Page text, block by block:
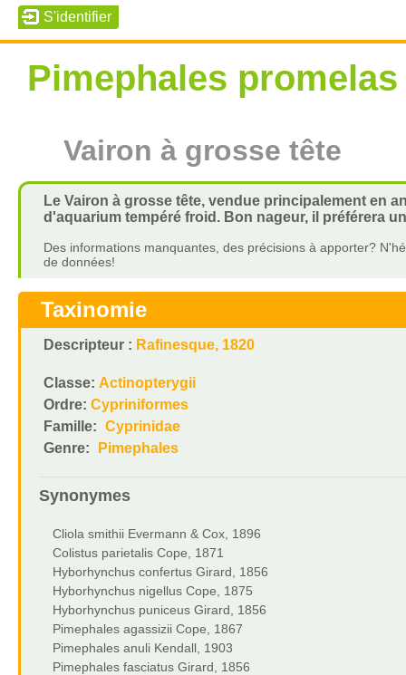
Pimephales promelas
Vairon à grosse tête
Le Vairon à grosse tête, vendue principalement en
d'aquarium tempéré froid. Bon nageur, il préférera
Des informations manquantes, des précisions à apporter?
de données!
Taxinomie
Descripteur : Rafinesque, 1820
Classe: Actinopterygii
Ordre: Cypriniformes
Famille: Cyprinidae
Genre:
Pimephales
Synonymes
Cliola smithii Evermann & Cox, 1896
Colistus parietalis Cope, 1871
Hyborhynchus confertus Girard, 1856
Hyborhynchus nigellus Cope, 1875
Hyborhynchus puniceus Girard, 1856
Pimephales agassizii Cope, 1867
Pimephales anuli Kendall, 1903
Pimephales fasciatus Girard, 1856